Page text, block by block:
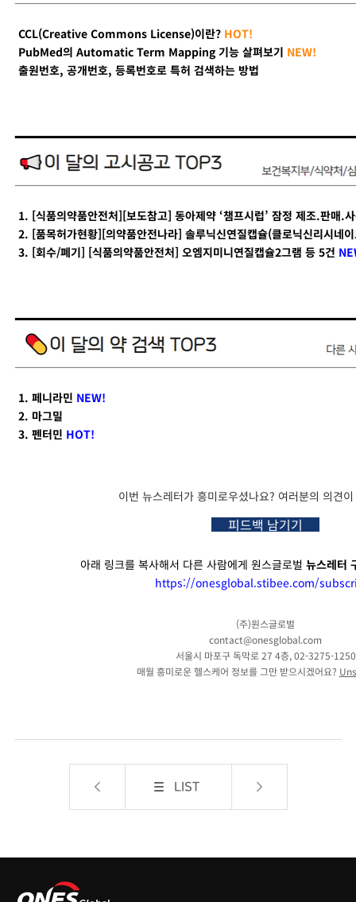
CCL(Creative Commons License)이란? HOT!
PubMed의 Automatic Term Mapping 기능 살펴보기 NEW!
출원번호, 공개번호, 등록번호로 특허 검색하는 방법
1. [식품의약품안전처][보도참고] 동아제약 ‘챔프시럽’ 잠정 제조.판매.
2. [품목허가현황][의약품안전나라] 솔루닉신연질캡슐(클로닉신리시네
3. [회수/폐기] [식품의약품안전처] 오엠지미니연질캡슐2그램 등 5건
1. 페니라민 NEW!
2. 마그밀
3. 펜터민 HOT!
이번 뉴스레터가 흥미로우셨나요? 여러분의 의견
피드백 남기기
아래 링크를 복사해서 다른 사람에게 원스글로벌 뉴스레터
https://onesglobal.stibee.com/
(주)원스글로벌
contact@onesglobal.com
서울시 마포구 독막로 27 4층, 02-3275-1250
매월 흥미로운 헬스케어 정보를 그만 받으시겠어요?
LIST